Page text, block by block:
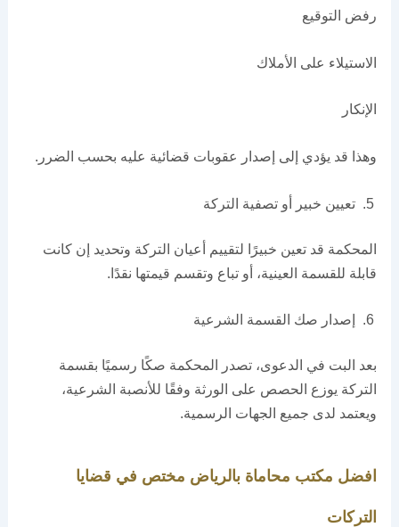
رفض التوقيع
الاستيلاء على الأملاك
الإنكار
وهذا قد يؤدي إلى إصدار عقوبات قضائية عليه بحسب الضرر.
تعيين خبير أو تصفية التركة
المحكمة قد تعين خبيرًا لتقييم أعيان التركة وتحديد إن كانت
قابلة للقسمة العينية، أو تباع وتقسم قيمتها نقدًا.
إصدار صك القسمة الشرعية
بعد البت في الدعوى، تصدر المحكمة صكًا رسميًا بقسمة
التركة يوزع الحصص على الورثة وفقًا للأنصبة الشرعية،
ويعتمد لدى جميع الجهات الرسمية.
افضل مكتب محاماة بالرياض مختص في قضايا
التركات